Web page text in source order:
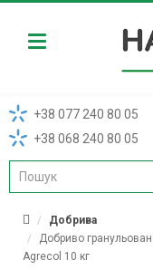
Harvest
+38 077 240 80 05
+38 068 240 80 05
Добрива
Добриво
Agrecol 10 кг